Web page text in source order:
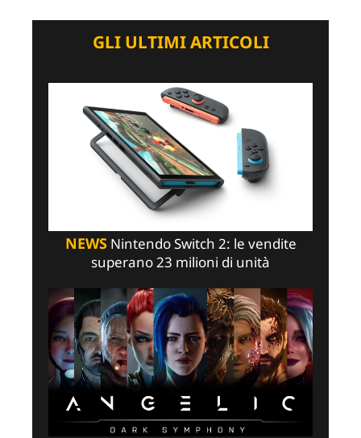
GLI ULTIMI ARTICOLI
NEWSNintendo Switch 2: le vendite
superano 23 milioni di unità